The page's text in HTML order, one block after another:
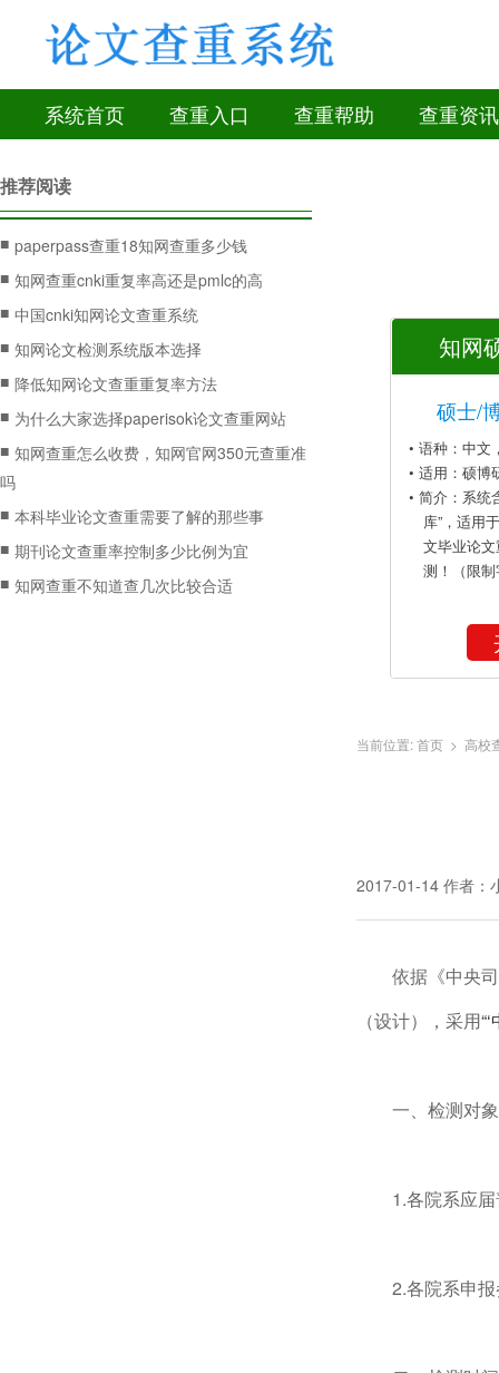
系统首页 查重入口 查重帮助 查重资讯
推荐阅读
■ paperpass查重18知网查重多少钱
■ 知网查重cnki重复率高还是pmlc的高
■ 中国cnki知网论文查重系统
■ 知网论文检测系统版本选择
■ 降低知网论文查重重复率方法
■ 为什么大家选择paperisok论文查重网站
■ 知网查重怎么收费，知网官网350元查重准
吗
■ 本科毕业论文查重需要了解的那些事
■ 期刊论文查重率控制多少比例为宜
■ 知网查重不知道查几次比较合适
知网
硕士/
• 语种：中文
• 适用：硕博
• 简介：系统
库”，适用
文毕业论
测！（限
当前位置:首页 > 高校
2017-01-14 作者：
依据《中央
（设计），采用
一、检测对象
1.各院系应
2.各院系申